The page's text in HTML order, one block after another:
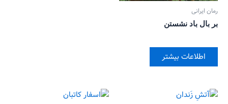
رمان ایرانی
بر‌ بال باد نشستن
اطلاعات بیشتر